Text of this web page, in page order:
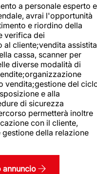
a personale esperto e
avrai l'opportunità
e riordino della
verifica dei
al cliente;vendita assistita
cassa, scanner per
diverse modalità di
vendita;gestione del
e alla
di sicurezza
permetterà inoltre
con il cliente,
della relazione
annuncio